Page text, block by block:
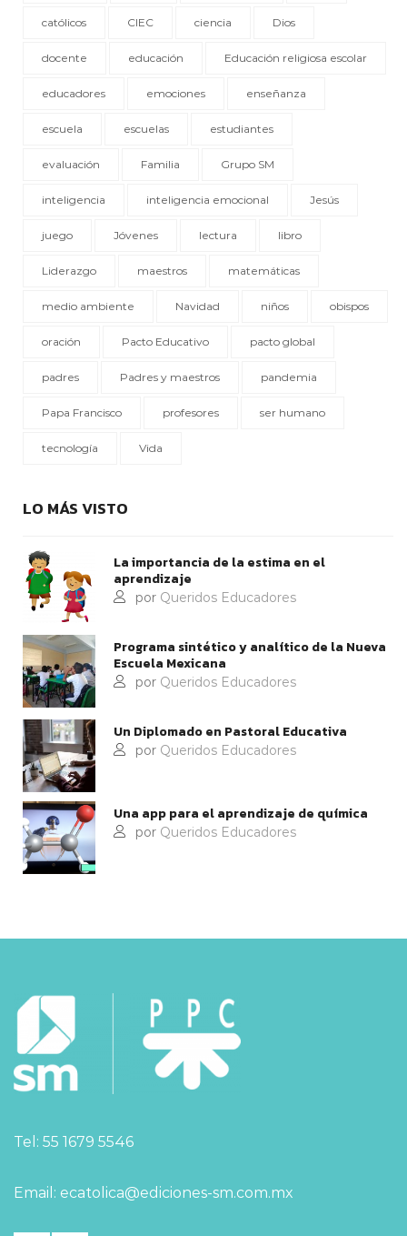
católicos CIEC ciencia Dios
docente educación Educación religiosa escolar
educadores emociones enseñanza
escuela escuelas estudiantes
evaluación Familia Grupo SM
inteligencia inteligencia emocional Jesús
juego Jóvenes lectura libro
Liderazgo maestros matemáticas
medio ambiente Navidad niños obispos
oración Pacto Educativo pacto global
padres Padres y maestros pandemia
Papa Francisco profesores ser humano
tecnología Vida
LO MÁS VISTO
La importancia de la estima en el
aprendizaje
por Queridos Educadores
Programa sintético y analítico de la Nueva
Escuela Mexicana
por Queridos Educadores
Un Diplomado en Pastoral Educativa
por Queridos Educadores
Una app para el aprendizaje de química
por Queridos Educadores
Tel: 55 1679 5546
Email: ecatolica@ediciones-sm.com.mx